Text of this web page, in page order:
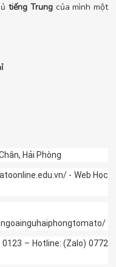
tiếng Trungcủa mình một
Hải Phòng
- Web Học
– Hotline: (Zalo) 0772